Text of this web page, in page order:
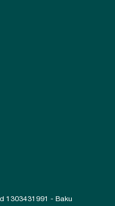
1303431991 - Baku